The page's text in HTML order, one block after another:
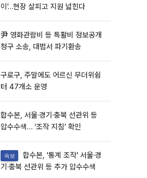
이’…현장 살피고 지원 넓힌다
尹 영화관람비 등 특활비 정보공개
청구 소송, 대법서 파기환송
구로구, 주말에도 어르신 무더위쉼
터 47개소 운영
합수본, 서울·경기·충북 선관위 등
압수수색… ‘조작 지침’ 확인
속보
기·충북 선관위 등 추가 압수수색